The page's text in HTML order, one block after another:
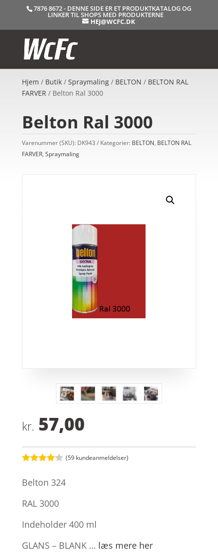
7876 8672 - DENNE SIDE ER ET PRODUKTKATALOG OG
LINKER TIL SHOPS MED PRODUKTERNE
HEJ@WCFC.DK
Hjem / Butik/ Spraymaling/ BELTON / BELTON RAL
FARVER/ Belton Ral 3000
Belton Ral 3000
Varenummer (SKU): DK943 Kategorier: BELTON, BELTON RAL
FARVER, Spraymaling
kr. 57,00
ud af 5
på
kundebedø
(59 kundeanmeldelser)
Belton 324
RAL 3000
Indeholder 400 ml
GLANS – BLANK … læs mere her